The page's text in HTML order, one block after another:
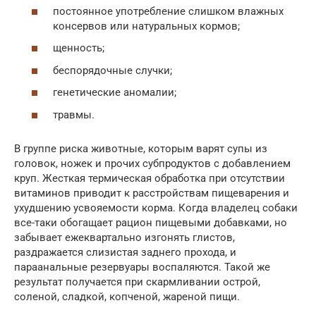
постоянное употребление слишком влажных
консервов или натуральных кормов;
щенность;
беспорядочные случки;
генетические аномалии;
травмы.
В группе риска животные, которым варят супы из
головок, ножек и прочих субпродуктов с добавлением
круп. Жесткая термическая обработка при отсутствии
витаминов приводит к расстройствам пищеварения и
ухудшению усвояемости корма. Когда владелец собаки
все-таки обогащает рацион пищевыми добавками, но
забывает ежеквартально изгонять глистов,
раздражается слизистая заднего прохода, и
параанальные резервуары воспаляются. Такой же
результат получается при скармливании острой,
соленой, сладкой, копченой, жареной пищи.